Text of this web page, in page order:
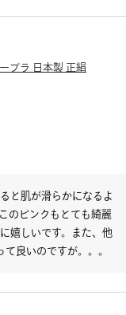
ブラ 日本製 正絹
と肌が滑らかになるよ
のピンクもとても綺麗
嬉しいです。また、他
良いのですが。。。